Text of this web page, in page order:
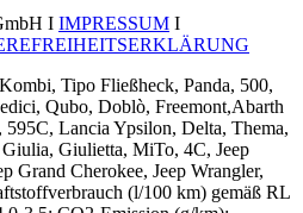
I IMPRESSUM I
Tipo Fließheck, Panda, 500,
Qubo, Doblò, Freemont,Abarth
Lancia Ypsilon, Delta, Thema,
Giulietta, MiTo, 4C, Jeep
Grand Cherokee, Jeep Wrangler,
(l/100 km) gemäß RL